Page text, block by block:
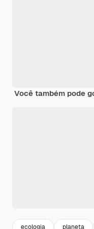
Você também pode
ecologia planeta